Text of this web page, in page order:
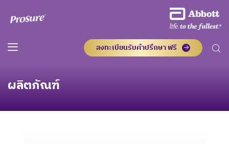
ลงทะเบียนรับคำปรึกษา ฟรี
ผลิตภัณฑ์